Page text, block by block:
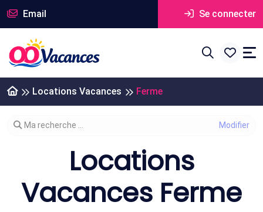
Email Se connecter
Locations Vacances Ferme
Modifier votre recherche
Ma recherche ...
Locations
Vacances Ferme